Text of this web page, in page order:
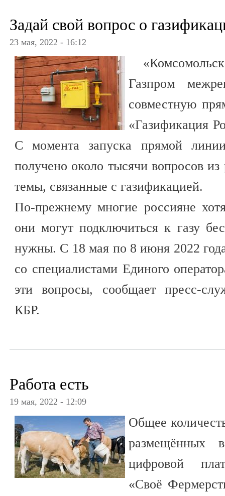
Задай свой вопрос о
23 мая, 2022 - 16:12
Газпром
совместную
«Газификация
С момента запуска прямой
получено около тысячи вопросов
темы, связанные с газификацией.
По-прежнему многие россияне
они могут подключиться к газу
нужны. С 18 мая по 8 июня 2022
со специалистами Единого
эти вопросы, сообщает пресс-
КБР.
Работа есть
19 мая, 2022 - 12:09
Общее
размещённых
цифровой
«Своё